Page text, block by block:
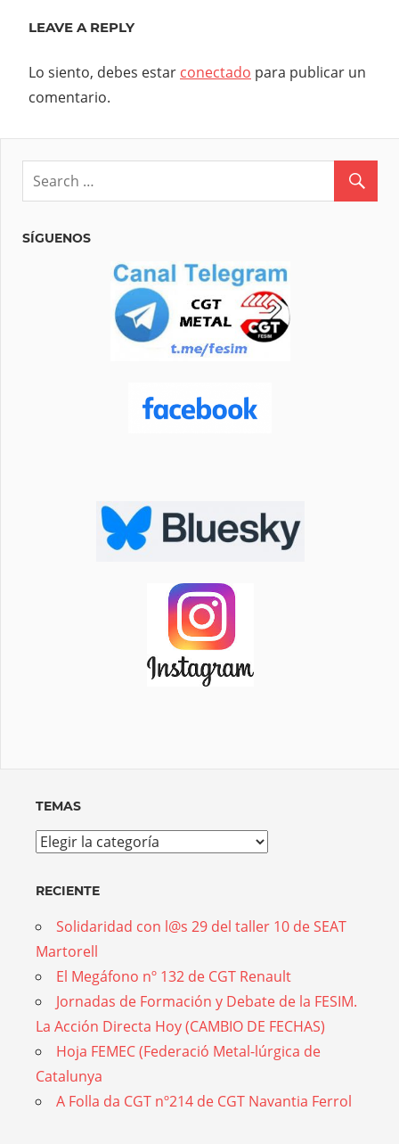
LEAVE A REPLY
Lo siento, debes estar conectado para publicar un
comentario.
SÍGUENOS
TEMAS
Temas
RECIENTE
Solidaridad con l@s 29 del taller 10 de SEAT
Martorell
El Megáfono nº 132 de CGT Renault
Jornadas de Formación y Debate de la FESIM.
La Acción Directa Hoy (CAMBIO DE FECHAS)
Hoja FEMEC (Federació Metal-lúrgica de
Catalunya
A Folla da CGT nº214 de CGT Navantia Ferrol